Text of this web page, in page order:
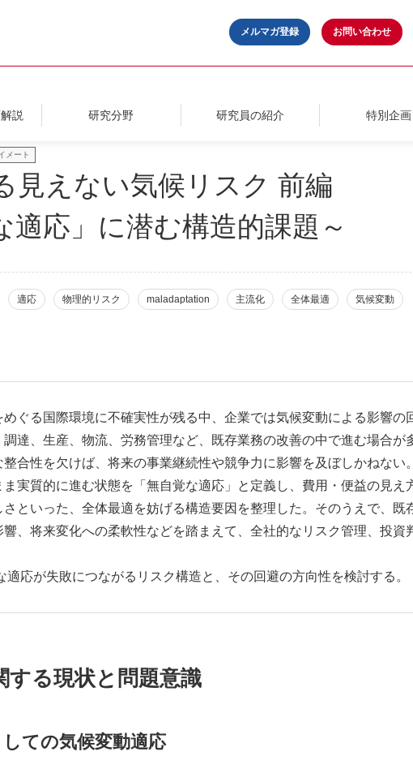
メルマガ登録 お問い合わせ
説 研究分野 研究員の紹介 特別企画
メート
見えない気候リスク 前編
適応」に潜む構造的課題～
適応 物理的リスク maladaptation 主流化 全体最適 気候変動
ぐる国際環境に不確実性が残る中、企業では気候変動による影響
達、生産、物流、労務管理など、既存業務の改善の中で進む場合
合性を欠けば、将来の事業継続性や競争力に影響を及ぼしかねな
実質的に進む状態を「無自覚な適応」と定義し、費用・便益の見え
さといった、全体最適を妨げる構造要因を整理した。そのうえで、
響、将来変化への柔軟性などを踏まえて、全社的なリスク管理、投
応が失敗につながるリスク構造と、その回避の方向性を検討する。
する現状と問題意識
しての気候変動適応